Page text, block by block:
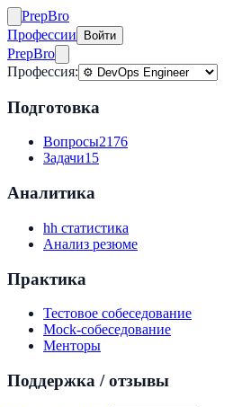
PrepBro
Профессии
Войти
PrepBro
Профессия:
Подготовка
Вопросы2176
Задачи15
Аналитика
hh статистика
Анализ резюме
Практика
Тестовое собеседование
Mock-собеседование
Менторы
Поддержка / отзывы